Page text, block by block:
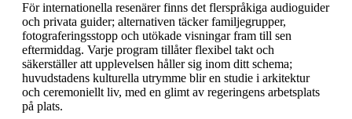
För internationella resenärer finns det flerspråkiga audioguider
och privata guider; alternativen täcker familjegrupper,
fotograferingsstopp och utökade visningar fram till sen
eftermiddag. Varje program tillåter flexibel takt och
säkerställer att upplevelsen håller sig inom ditt schema;
huvudstadens kulturella utrymme blir en studie i arkitektur
och ceremoniellt liv, med en glimt av regeringens arbetsplats
på plats.